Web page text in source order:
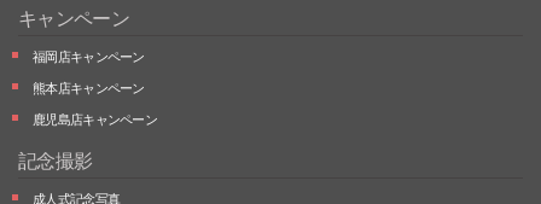
キャンペーン
福岡店キャンペーン
熊本店キャンペーン
鹿児島店キャンペーン
記念撮影
成人式記念写真